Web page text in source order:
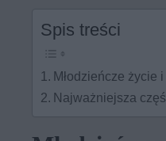
Spis treści
Młodzieńcze życie
Najważniejsza